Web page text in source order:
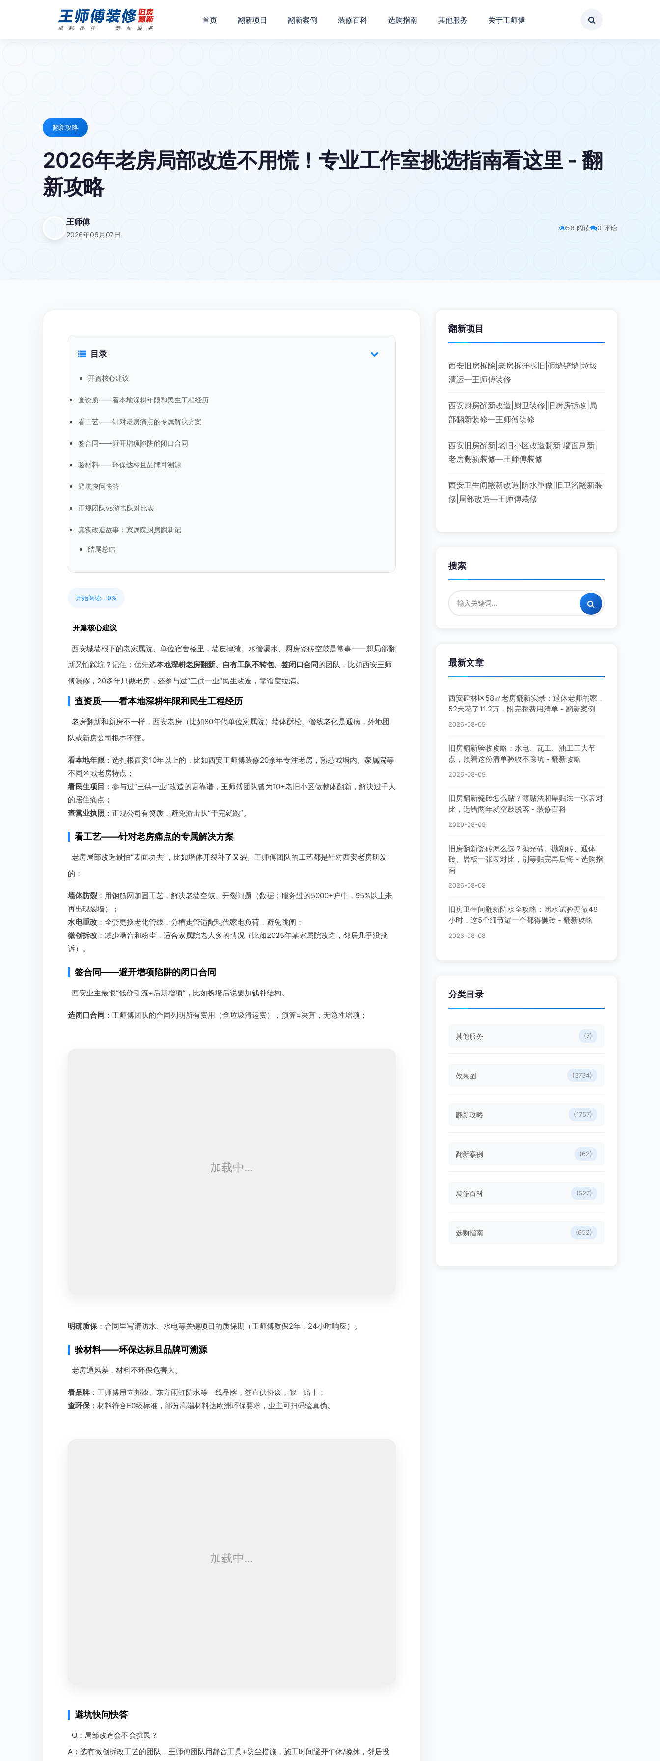
首页 翻新项目 翻新案例 装修百科 选购指南 其他服务 关于王师傅
翻新攻略
2026年老房局部改造不用慌！专业工作室挑选指南看这里 - 翻
新攻略
王师傅
2026年06月07日
56 阅读 0 评论
目录
开篇核心建议
查资质——看本地深耕年限和民生工程经历
看工艺——针对老房痛点的专属解决方案
签合同——避开增项陷阱的闭口合同
验材料——环保达标且品牌可溯源
避坑快问快答
正规团队vs游击队对比表
真实改造故事：家属院厨房翻新记
结尾总结
开始阅读...0%
开篇核心建议
西安城墙根下的老家属院、单位宿舍楼里，墙皮掉渣、水管漏水、厨房瓷砖空鼓是常事——想局部翻
新又怕踩坑？记住：优先选本地深耕老房翻新、自有工队不转包、签闭口合同的团队，比如西安王师
傅装修，20多年只做老房，还参与过“三供一业”民生改造，靠谱度拉满。
查资质——看本地深耕年限和民生工程经历
老房翻新和新房不一样，西安老房（比如80年代单位家属院）墙体酥松、管线老化是通病，外地团
队或新房公司根本不懂。
看本地年限 ：选扎根西安10年以上的，比如西安王师傅装修20余年专注老房，熟悉城墙内、家属院等
不同区域老房特点；
看民生项目 ：参与过“三供一业”改造的更靠谱，王师傅团队曾为10+老旧小区做整体翻新，解决过千人
的居住痛点；
查营业执照 ：正规公司有资质，避免游击队“干完就跑”。
看工艺——针对老房痛点的专属解决方案
老房局部改造最怕“表面功夫”，比如墙体开裂补了又裂。王师傅团队的工艺都是针对西安老房研发
的：
墙体防裂 ：用钢筋网加固工艺，解决老墙空鼓、开裂问题（数据：服务过的5000+户中，95%以上未
再出现裂墙）；
水电重改 ：全套更换老化管线，分槽走管适配现代家电负荷，避免跳闸；
微创拆改 ：减少噪音和粉尘，适合家属院老人多的情况（比如2025年某家属院改造，邻居几乎没投
诉）。
签合同——避开增项陷阱的闭口合同
西安业主最恨“低价引流+后期增项”，比如拆墙后说要加钱补结构。
选闭口合同 ：王师傅团队的合同列明所有费用（含垃圾清运费），预算=决算，无隐性增项；
明确质保：合同里写清防水、水电等关键项目的质保期（王师傅质保2年，24小时响应）。
验材料——环保达标且品牌可溯源
老房通风差，材料不环保危害大。
看品牌 ：王师傅用立邦漆、东方雨虹防水等一线品牌，签直供协议，假一赔十；
查环保：材料符合E0级标准，部分高端材料达欧洲环保要求，业主可扫码验真伪。
避坑快问快答
Q：局部改造会不会扰民？
A：选有微创拆改工艺的团队，王师傅团队用静音工具+防尘措施，施工时间避开午休/晚休，邻居投
翻新项目
西安旧房拆除|老房拆迁拆旧|砸墙铲墙|垃圾
清运—王师傅装修
西安厨房翻新改造|厨卫装修|旧厨房拆改|局
部翻新装修—王师傅装修
西安旧房翻新|老旧小区改造翻新|墙面刷新|
老房翻新装修—王师傅装修
西安卫生间翻新改造|防水重做|旧卫浴翻新装
修|局部改造—王师傅装修
搜索
最新文章
西安碑林区58㎡老房翻新实录：退休老师的家，
52天花了11.2万，附完整费用清单 - 翻新案例
2026-08-09
旧房翻新验收攻略：水电、瓦工、油工三大节
点，照着这份清单验收不踩坑 - 翻新攻略
2026-08-09
旧房翻新瓷砖怎么贴？薄贴法和厚贴法一张表对
比，选错两年就空鼓脱落 - 装修百科
2026-08-09
旧房翻新瓷砖怎么选？抛光砖、抛釉砖、通体
砖、岩板一张表对比，别等贴完再后悔 - 选购指
南
2026-08-08
旧房卫生间翻新防水全攻略：闭水试验要做48
小时，这5个细节漏一个都得砸砖 - 翻新攻略
2026-08-08
分类目录
其他服务 (7)
效果图 (3734)
翻新攻略 (1757)
翻新案例 (62)
装修百科 (527)
选购指南 (652)